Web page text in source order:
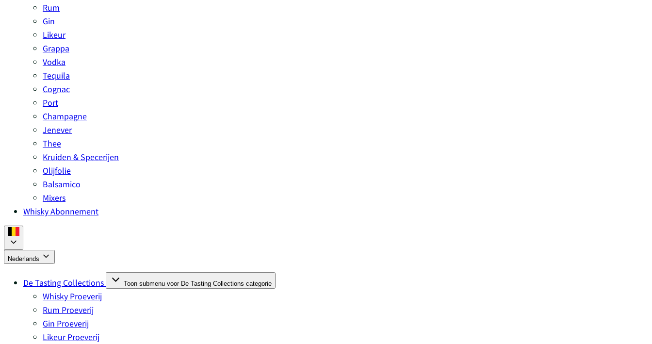
Rum
Gin
Likeur
Grappa
Vodka
Tequila
Cognac
Port
Champagne
Jenever
Thee
Kruiden & Specerijen
Olijfolie
Balsamico
Mixers
Whisky Abonnement
Nederlands
De Tasting Collections Toon submenu voor De Tasting Collections categorie
Whisky Proeverij
Rum Proeverij
Gin Proeverij
Likeur Proeverij